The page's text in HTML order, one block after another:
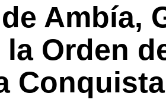
Ambía,
la Orden